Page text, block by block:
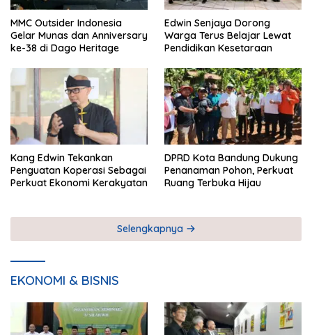
MMC Outsider Indonesia
Gelar Munas dan Anniversary
ke-38 di Dago Heritage
Edwin Senjaya Dorong
Warga Terus Belajar Lewat
Pendidikan Kesetaraan
Kang Edwin Tekankan
Penguatan Koperasi Sebagai
Perkuat Ekonomi Kerakyatan
DPRD Kota Bandung Dukung
Penanaman Pohon, Perkuat
Ruang Terbuka Hijau
Selengkapnya
EKONOMI & BISNIS